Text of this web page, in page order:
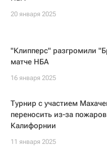
20 января 2025
"Клипперс" разгромили
матче НБА
16 января 2025
Турнир с участием
переносить из-за
Калифорнии
11 января 2025